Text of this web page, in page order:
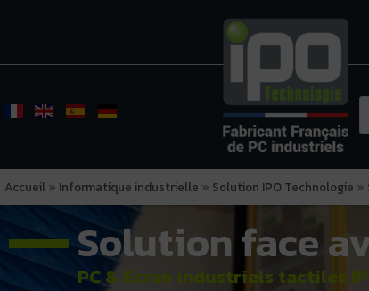
Accueil » Informatique industrielle » Solution IPO Technologie »
Solution face
PC & Ecran industriels tactiles